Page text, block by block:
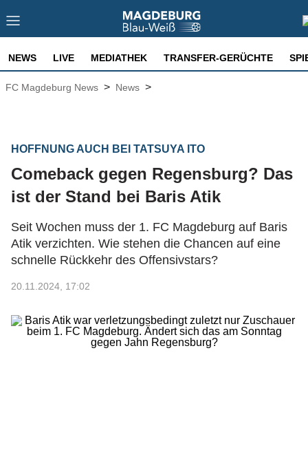
NEWS LIVE MEDIATHEK TRANSFER-GERÜCHTE
FC Magdeburg News > News >
HOFFNUNG AUCH BEI TATSUYA ITO
Comeback gegen Regensburg? Das
ist der Stand bei Baris Atik
Seit Wochen muss der 1. FC Magdeburg auf Baris
Atik verzichten. Wie stehen die Chancen auf eine
schnelle Rückkehr des Offensivstars?
20.11.2024, 17:02